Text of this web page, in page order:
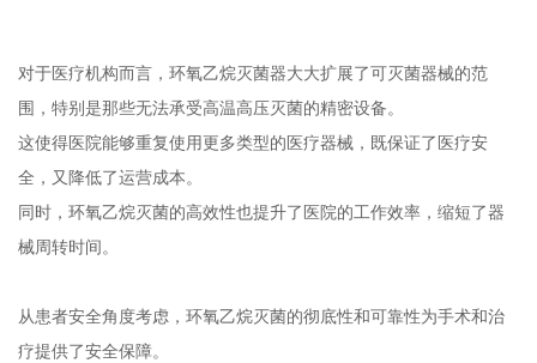
对于医疗机构而言，环氧乙烷灭菌器大大扩展了可灭菌器械的范
围，特别是那些无法承受高温高压灭菌的精密设备。
这使得医院能够重复使用更多类型的医疗器械，既保证了医疗安
全，又降低了运营成本。
同时，环氧乙烷灭菌的高效性也提升了医院的工作效率，缩短了器
械周转时间。
从患者安全角度考虑，环氧乙烷灭菌的彻底性和可靠性为手术和治
疗提供了安全保障。